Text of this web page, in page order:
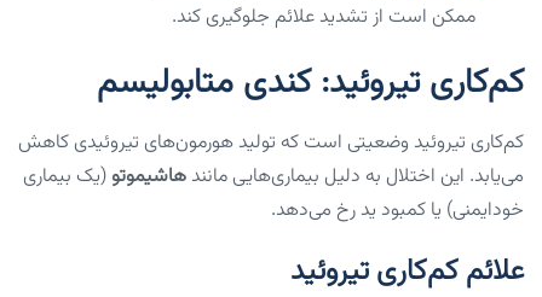
ممکن است از تشدید علائم جلوگیری کند.
کم‌کاری تیروئید: کندی متابولیسم
کم‌کاری تیروئید وضعیتی است که تولید هورمون‌های تیروئیدی کاهش
می‌یابد. این اختلال به دلیل بیماری‌هایی مانند هاشیموتو (یک بیماری
خودایمنی) یا کمبود ید رخ می‌دهد.
علائم کم‌کاری تیروئید